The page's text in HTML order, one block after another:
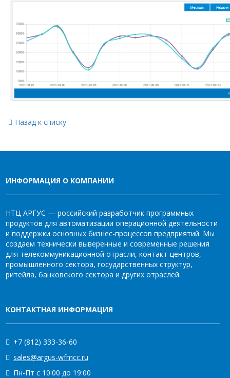
Назад к списку
ИНФОРМАЦИЯ О КОМПАНИИ
НТЦ АРГУС — российский разработчик программных
продуктов для автоматизации операционной деятельности
и поддержки основных бизнес-процессов предприятий. Мы
создаем технически выверенные и современные решения
для телекоммуникационной отрасли, контакт-центров,
промышленного сектора, государственных структур,
ритейла, банковского сектора и других отраслей.
КОНТАКТНАЯ ИНФОРМАЦИЯ
+7 (812) 333-36-60
sales@argus-wfmcc.ru
Пн-Пт с 10:00 до 19:00